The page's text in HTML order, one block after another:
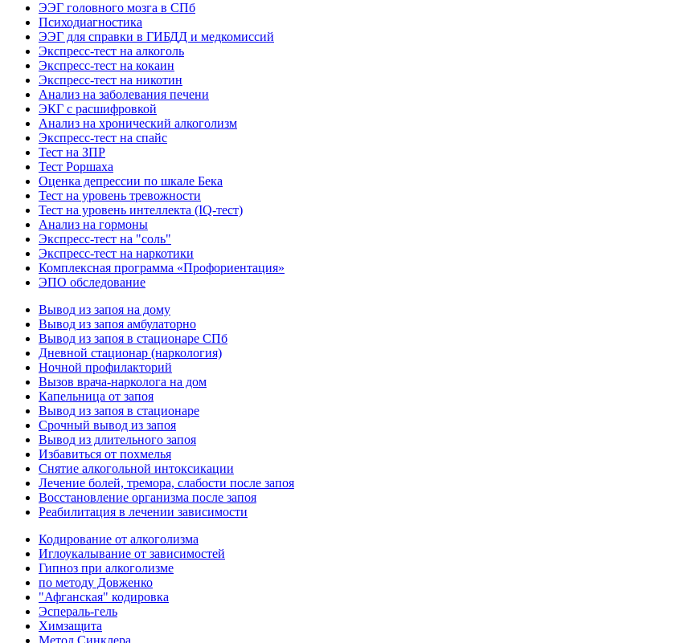
ЭЭГ головного мозга в СПб
Психодиагностика
ЭЭГ для справки в ГИБДД и медкомиссий
Экспресс-тест на алкоголь
Экспресс-тест на кокаин
Экспресс-тест на никотин
Анализ на заболевания печени
ЭКГ с расшифровкой
Анализ на хронический алкоголизм
Экспресс-тест на спайс
Тест на ЗПР
Тест Роршаха
Оценка депрессии по шкале Бека
Тест на уровень тревожности
Тест на уровень интеллекта (IQ-тест)
Анализ на гормоны
Экспресс-тест на "соль"
Экспресс-тест на наркотики
Комплексная программа «Профориентация»
ЭПО обследование
Вывод из запоя на дому
Вывод из запоя амбулаторно
Вывод из запоя в стационаре СПб
Дневной стационар (наркология)
Ночной профилакторий
Вызов врача-нарколога на дом
Капельница от запоя
Вывод из запоя в стационаре
Срочный вывод из запоя
Вывод из длительного запоя
Избавиться от похмелья
Снятие алкогольной интоксикации
Лечение болей, тремора, слабости после запоя
Восстановление организма после запоя
Реабилитация в лечении зависимости
Кодирование от алкоголизма
Иглоукалывание от зависимостей
Гипноз при алкоголизме
по методу Довженко
"Афганская" кодировка
Эспераль-гель
Химзащита
Метод Синклера